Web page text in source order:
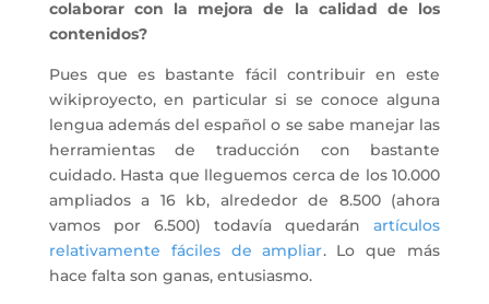
colaborar con la mejora de la calidad de los
contenidos?
Pues que es bastante fácil contribuir en este
wikiproyecto, en particular si se conoce alguna
lengua además del español o se sabe manejar las
herramientas de traducción con bastante
cuidado. Hasta que lleguemos cerca de los 10.000
ampliados a 16 kb, alrededor de 8.500 (ahora
vamos por 6.500) todavía quedaránartículos
relativamente fáciles de ampliar. Lo que más
hace falta son ganas, entusiasmo.